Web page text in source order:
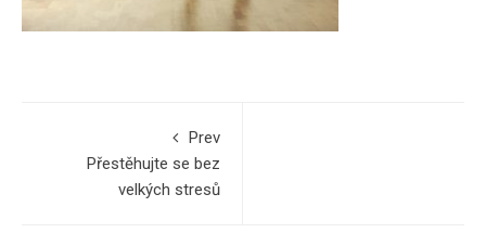
Prev
Přestěhujte se bez
velkých stresů